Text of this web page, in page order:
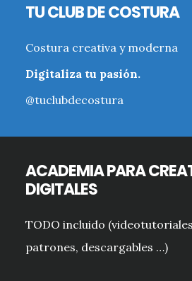
TU CLUB DE COSTURA
Costura creativa y moderna
Digitaliza tu pasión.
@tuclubdecostura
ACADEMIA PARA
DIGITALES
TODO incluido
patrones, descargables …)